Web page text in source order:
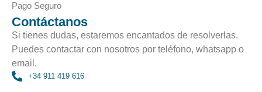
Pago Seguro
Contáctanos
Si tienes dudas, estaremos encantados de resolverlas.
Puedes contactar con nosotros por teléfono, whatsapp o
email.
+34 911 419 616